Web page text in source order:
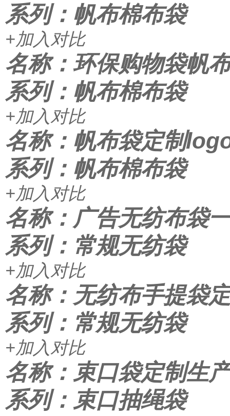
系列：帆布棉布袋
+加入对比
名称：环保购物袋帆
系列：帆布棉布袋
+加入对比
名称：帆布袋定制
系列：帆布棉布袋
+加入对比
名称：广告无纺布袋
系列：常规无纺袋
+加入对比
名称：无纺布手提袋
系列：常规无纺袋
+加入对比
名称：束口袋定制生
系列：束口抽绳袋